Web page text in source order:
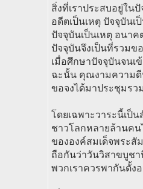
สิ่งที่เราประสบอยู่ใน
อดีตเป็นเหตุ ปัจจุบันเ
ปัจจุบันเป็นเหตุ อนาค
ปัจจุบันจึงเป็นที่รวมข
เมื่อศึกษาปัจจุบันจนเ
ฉะนั้น คุณงามความดี
ขอจงได้มาประชุมร
โดยเฉพาะวาระนี้เป็
ชาวโลกหลายล้านค
ขององค์สมเด็จพระสั
ถือกันว่าวันวิสาขบูช
พวกเราควรพากันตั้ง